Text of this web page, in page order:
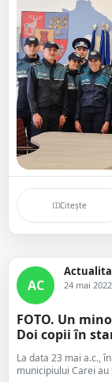
Citește
AC 24 mai 2022
FOTO. Un
Doi copii în
La data 23 mai a.c.,
municipiului Carei au